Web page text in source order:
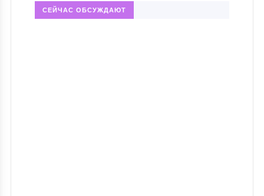
СЕЙЧАС ОБСУЖДАЮТ